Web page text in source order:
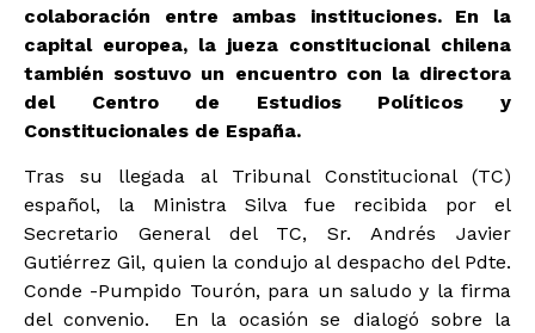
colaboración entre ambas instituciones. En la
capital europea, la jueza constitucional chilena
también sostuvo un encuentro con la directora
del Centro de Estudios Políticos y
Constitucionales de España.
Tras su llegada al Tribunal Constitucional (TC)
español, la Ministra Silva fue recibida por el
Secretario General del TC, Sr. Andrés Javier
Gutiérrez Gil, quien la condujo al despacho del Pdte.
Conde -Pumpido Tourón, para un saludo y la firma
del convenio. En la ocasión se dialogó sobre la